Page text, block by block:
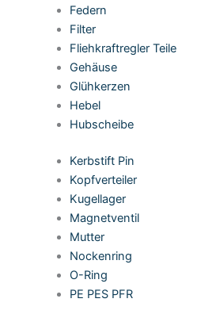
Federn
Filter
Fliehkraftregler Teile
Gehäuse
Glühkerzen
Hebel
Hubscheibe
Kerbstift Pin
Kopfverteiler
Kugellager
Magnetventil
Mutter
Nockenring
O-Ring
PE PES PFR